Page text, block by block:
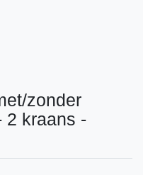
zonder
2 kraans -